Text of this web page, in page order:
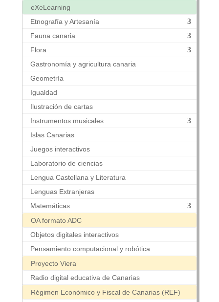
eXeLearning
Etnografía y Artesanía
Fauna canaria
Flora
Gastronomía y agricultura canaria
Geometría
Igualdad
Ilustración de cartas
Instrumentos musicales
Islas Canarias
Juegos interactivos
Laboratorio de ciencias
Lengua Castellana y Literatura
Lenguas Extranjeras
Matemáticas
OA formato ADC
Objetos digitales interactivos
Pensamiento computacional y robótica
Proyecto Viera
Radio digital educativa de Canarias
Régimen Económico y Fiscal de Canarias (REF)